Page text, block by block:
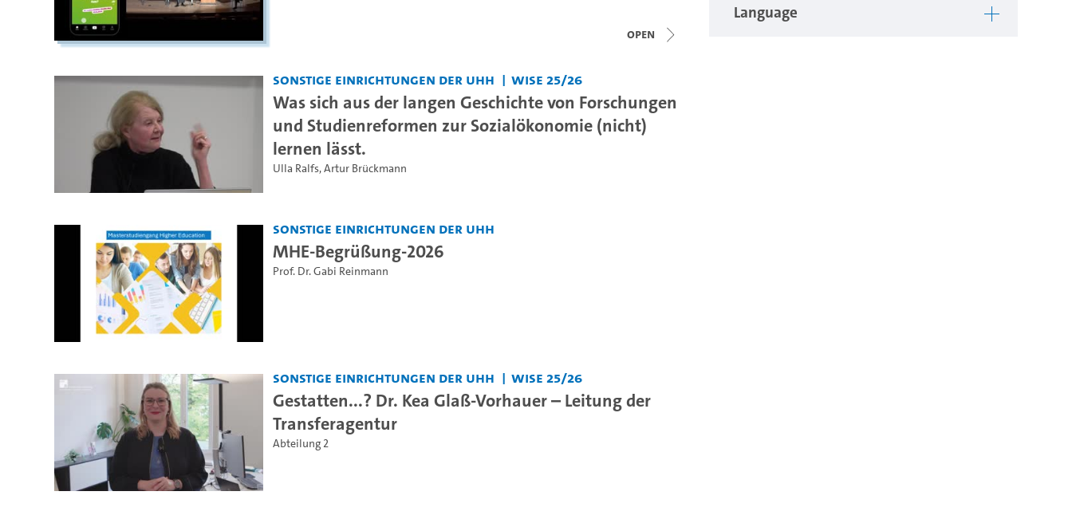
Language
open
Sonstige Einrichtungen der UHH WiSe 25/26
Was sich aus der langen Geschichte von Forschungen
und Studienreformen zur Sozialökonomie (nicht)
lernen lässt.
Ulla Ralfs,Artur Brückmann
Sonstige Einrichtungen der UHH
MHE-Begrüßung-2026
Prof. Dr. Gabi Reinmann
Sonstige Einrichtungen der UHH WiSe 25/26
Gestatten...? Dr. Kea Glaß-Vorhauer – Leitung der
Transferagentur
Abteilung 2